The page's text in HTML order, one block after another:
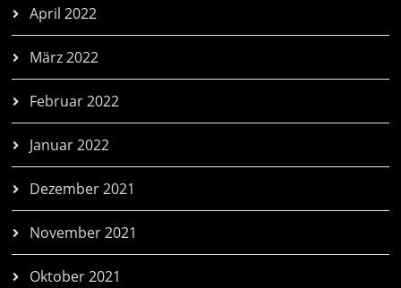
April 2022
März 2022
Februar 2022
Januar 2022
Dezember 2021
November 2021
Oktober 2021